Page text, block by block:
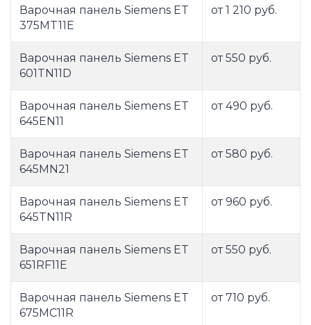
Варочная панель Siemens ET
375MT11E
от 1 210 руб.
Варочная панель Siemens ET
601TN11D
от 550 руб.
Варочная панель Siemens ET
645EN11
от 490 руб.
Варочная панель Siemens ET
645MN21
от 580 руб.
Варочная панель Siemens ET
645TN11R
от 960 руб.
Варочная панель Siemens ET
651RF11E
от 550 руб.
Варочная панель Siemens ET
675MC11R
от 710 руб.